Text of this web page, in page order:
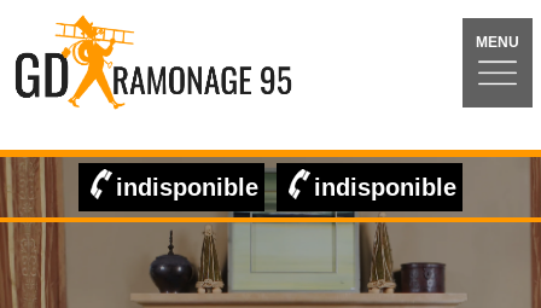
MENU
indisponible indisponible